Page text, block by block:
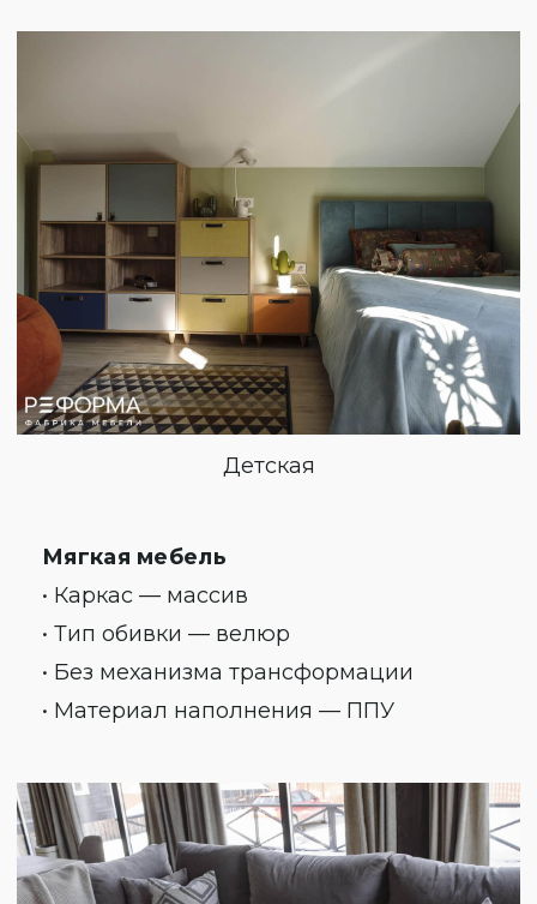
Детская
Мягкая мебель
• Каркас — массив
• Тип обивки — велюр
• Без механизма трансформации
• Материал наполнения — ППУ